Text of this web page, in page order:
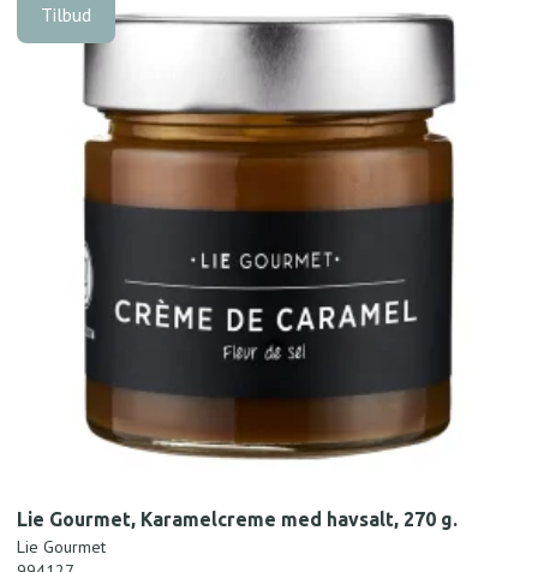
Tilbud
Lie Gourmet, Karamelcreme med havsalt, 270 g.
Lie Gourmet